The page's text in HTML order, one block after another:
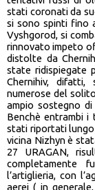
stati coronati da
si sono spinti fino
Vyshgorod, si
rinnovato impeto
distolte da
state ridispiegate
Chernihiv,
numerose del
ampio sostegno
Benchè entrambi
stati riportati
vicina Nizhyn è
27 URAGAN,
completamente
l’artiglieria, con
aerei ( in